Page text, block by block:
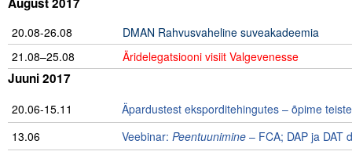
Tegevused
Publikatsioonid
Arvamus
ICC WBO
20.08-26.08
DMAN Rahvusvaheline suveakadeemia
21.08–25.08
Äridelegatsiooni visiit Valgevenesse
Juuni 2017
20.06-15.11
Äpardustest eksporditehingutes – õpime
13.06
Veebinar: Peentuunimine – FCA; DAP ja DAT